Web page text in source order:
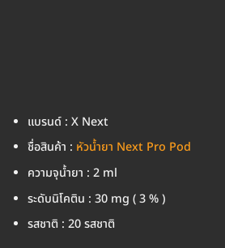
แบรนด์ : X Next
ชื่อสินค้า : หัวน้ำยา Next Pro Pod
ความจุน้ำยา : 2 ml
ระดับนิโคติน : 30 mg ( 3 % )
รสชาติ : 20 รสชาติ